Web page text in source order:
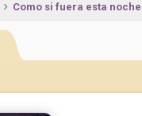
Como si fuera esta